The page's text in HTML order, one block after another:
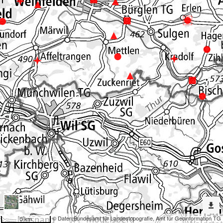
© Daten:Bundesamt für Landestopografie, Amt für Geoinformation TG
5 km
Erweiterte
Werkzeuge
Denkmalpflege
Dargestellte
Karten
Ortsbild
Nach
weiteren
Karten
suchen?
Konfiguration